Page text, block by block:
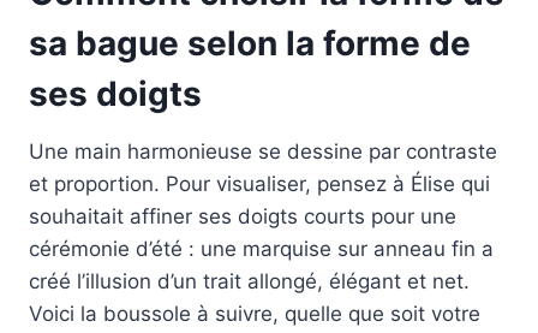
sa bague selon la forme de
ses doigts
Une main harmonieuse se dessine par contraste
et proportion. Pour visualiser, pensez à Élise qui
souhaitait affiner ses doigts courts pour une
cérémonie d’été : une marquise sur anneau fin a
créé l’illusion d’un trait allongé, élégant et net.
Voici la boussole à suivre, quelle que soit votre